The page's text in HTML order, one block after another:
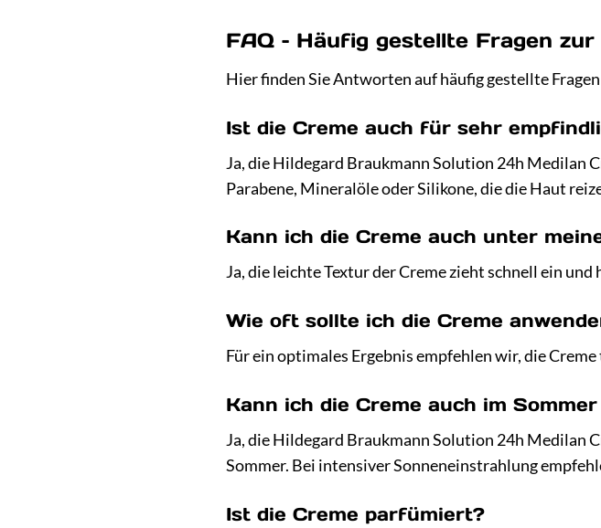
FAQ – Häufig gestellte Fragen
Hier finden Sie Antworten auf häufig gestellte
Ist die Creme auch für sehr
Ja, die Hildegard Braukmann Solution 24h Medilan
Parabene, Mineralöle oder Silikone, die die Haut
Kann ich die Creme auch unter
Ja, die leichte Textur der Creme zieht schnell ein
Wie oft sollte ich die Creme
Für ein optimales Ergebnis empfehlen wir, die
Kann ich die Creme auch im
Ja, die Hildegard Braukmann Solution 24h Medilan
Sommer. Bei intensiver Sonneneinstrahlung
Ist die Creme parfümiert?